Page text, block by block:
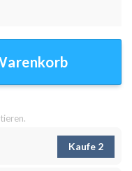
Kaufe 2